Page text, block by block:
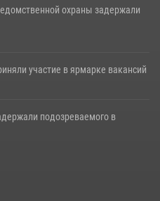
охраны задержали
участие в ярмарке вакансий
подозреваемого в